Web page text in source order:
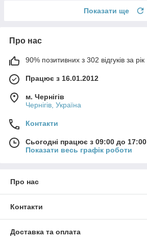
Показати ще
Про нас
90% позитивних з 302 відгуків за рік
Працює з 16.01.2012
м. Чернігів
Чернігів, Україна
Контакти
Сьогодні працює з 09:00 до 17:00
Показати весь графік роботи
Про нас
Контакти
Доставка та оплата